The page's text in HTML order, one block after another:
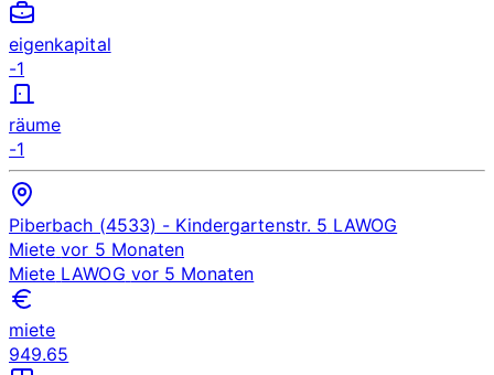
eigenkapital
-1
räume
-1
Piberbach (4533) - Kindergartenstr. 5 LAWOG
Miete vor 5 Monaten
Miete LAWOG vor 5 Monaten
miete
949.65